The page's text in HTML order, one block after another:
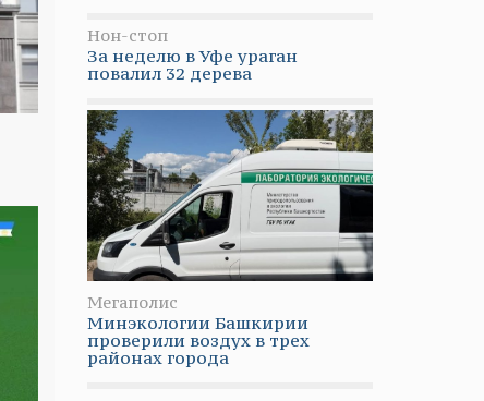
Нон-стоп
За неделю в Уфе ураган
повалил 32 дерева
Мегаполис
Минэкологии Башкирии
проверили воздух в трех
районах города